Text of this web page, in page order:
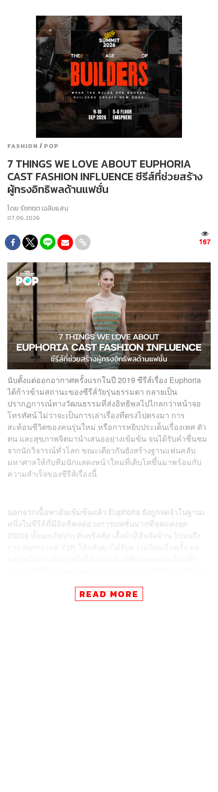
FASHION / POP
7 THINGS WE LOVE ABOUT EUPHORIA
CAST FASHION INFLUENCE ซีรีส์ที่ช่วยสร้าง
ผู้ทรงอิทธิพลด้านแฟชั่น
โดย รัชกฤต เฉลิมแสน
07.06.2026
167
นับตั้งแต่ออกอากาศครั้งแรกในปี 2019 ซีรีส์เรื่อง Euphoria
ได้ก้าวข้ามสถานะของซีรีส์วัยรุ่นธรรมดา กลายเป็น
ปรากฏการณ์ทางวัฒนธรรมที่ส่งอิทธิพลไปไกลกว่าหน้าจอ
โทรทัศน์ ไม่ว่าจะเป็นการเล่าเรื่องที่ตรงไปตรงมา การ
สะท้อนชีวิตของคนรุ่นใหม่ หรือการหยิบประเด็นเรื่องเพศ ตัว
ตน และสุขภาพจิตมานำเสนออย่างเข้มข้น จนได้รับคำชื่นชม
จากนักวิจารณ์ทั่วโลก ขณะเดียวกันยังสร้างฐานแฟนคลับ
มหาศาลให้กับทีมนักแสดงหน้าใหม่ที่เติบโตขึ้นมาพร้อมกับ
ความสำเร็จของซีรีส์เรื่องนี้
นอกจากเนื้อหาอันเข้มข้นแล้ว Euphoria ยังถูกจดจำในฐานะ
หนึ่งในซีรีส์ที่มีอิทธิพลต่อวงการแฟชั่นมากที่สุดแห่งยุค
2020s ทั้งเมกอัพประดับคริสตัล เสื้อผ้าสีสันจัดจ้าน ไปจนถึง
การปลุกกระแส Y2K ให้กลับมาได้รับความนิยมอีกครั้ง จน
รุ่ง กลายเป็น Fashion Figure คนสำคัญของอุตสาหกรรม
READ MORE